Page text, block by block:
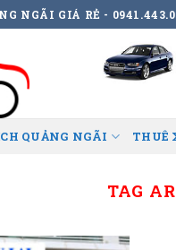
NGÃI GIÁ RẺ -
QUẢNG NGÃI THUÊ
TAG